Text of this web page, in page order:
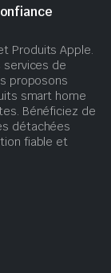
Produits Apple.
services de
proposons
smart home
Bénéficiez de
détachées
fiable et